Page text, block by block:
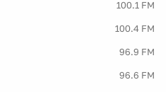
100.1 FM
100.4 FM
96.9 FM
96.6 FM